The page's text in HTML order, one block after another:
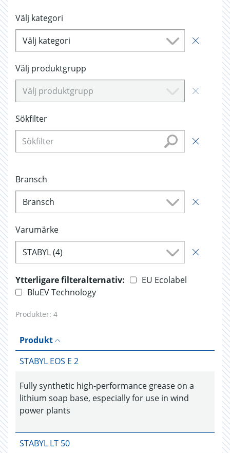
Välj kategori
Välj kategori
Välj produktgrupp
Välj produktgrupp
Sökfilter
Bransch
Bransch
Varumärke
STABYL (4)
Ytterligare filteralternativ:
EU Ecolabel
BluEV Technology
Produkter: 4
Produkt
STABYL EOS E 2
Fully synthetic high-performance grease on a
lithium soap base, especially for use in wind
power plants
STABYL LT 50